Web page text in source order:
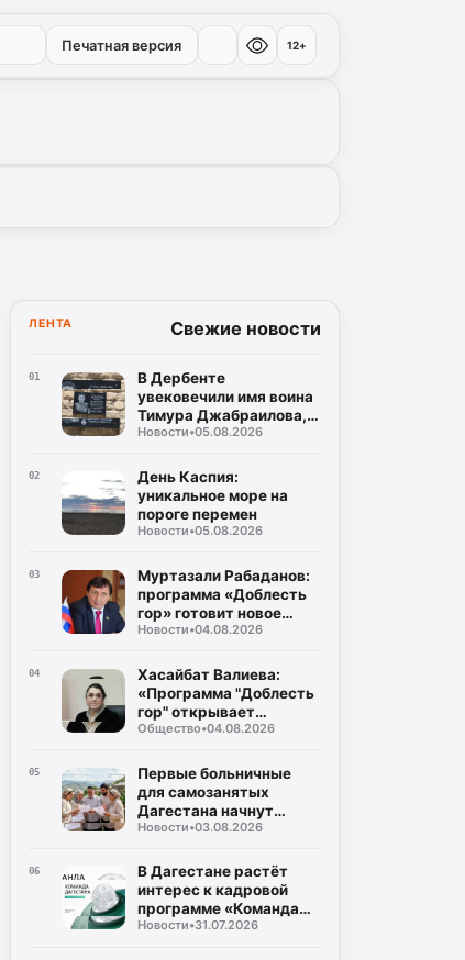
Печатная версия 12+
ЛЕНТА Свежие новости
01
В Дербенте
увековечили имя воина
Тимура Джабраилова,
отдавшего жизнь за
Новости•05.08.2026
02
День Каспия:
уникальное море на
пороге перемен
Новости•05.08.2026
03
Муртазали Рабаданов:
программа «Доблесть
гор» готовит новое
поколение
Дагестана
Новости•04.08.2026
04
Хасайбат Валиева:
«Программа "Доблесть
гор" открывает
участникам СВО новые
служения Дагестану»
Общество•04.08.2026
05
Первые больничные
для самозанятых
Дагестана начнут
выплачивать уже в
Новости•03.08.2026
06
В Дагестане растёт
интерес к кадровой
программе «Команда
Дагестана»
Новости•31.07.2026